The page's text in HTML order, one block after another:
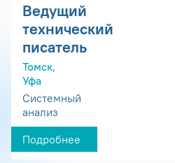
Ведущий
технический
писатель
Томск,
Уфа
Системный
анализ
Подробнее